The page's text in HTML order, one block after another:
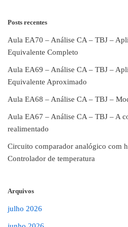
Posts recentes
Aula EA70 – Análise CA – TBJ –
Equivalente Completo
Aula EA69 – Análise CA – TBJ –
Equivalente Aproximado
Aula EA68 – Análise CA – TBJ –
Aula EA67 – Análise CA – TBJ – A
realimentado
Circuito comparador analógico com
Controlador de temperatura
Arquivos
julho 2026